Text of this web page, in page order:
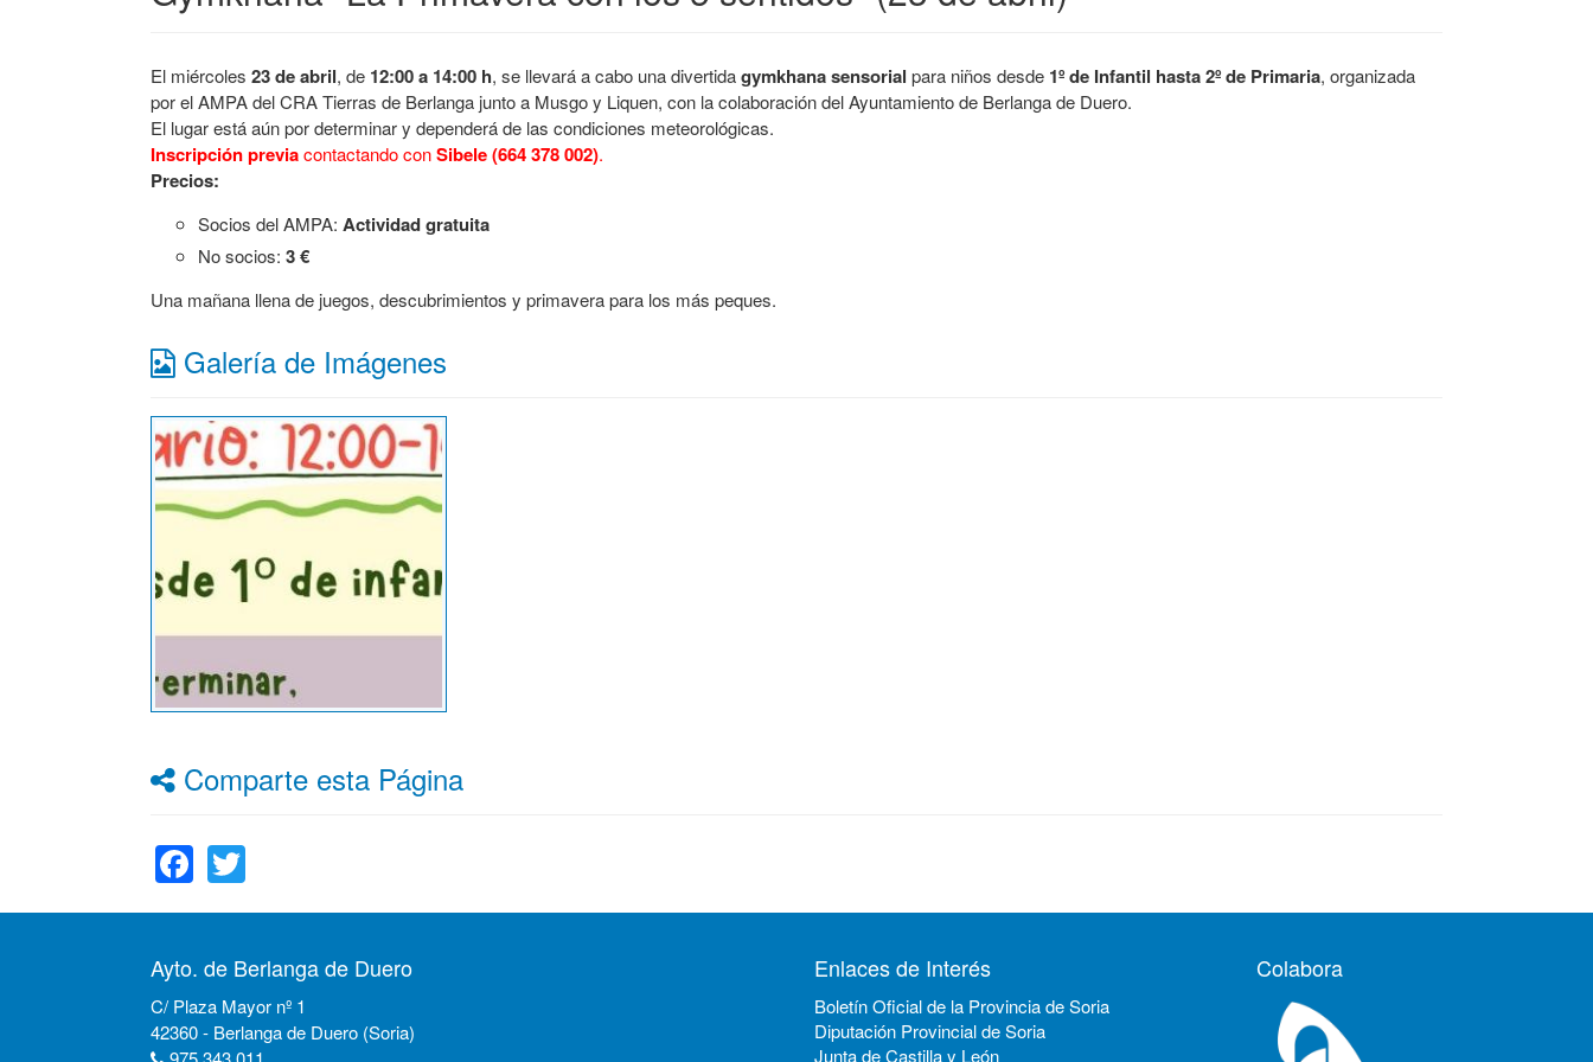
El miércoles 23 de abril, de 12:00 a 14:00 h, se llevará a cabo una divertidagymkhana sensorial para niños desde 1º de Infantil hasta 2º de Primaria, organizada
por el AMPA del CRA Tierras de Berlanga junto a Musgo y Liquen, con la colaboración del Ayuntamiento de Berlanga de Duero.
El lugar está aún por determinar y dependerá de las condiciones meteorológicas.
Inscripción previacontactando conSibele (664 378 002).
Precios:
Socios del AMPA: Actividad gratuita
No socios: 3 €
Una mañana llena de juegos, descubrimientos y primavera para los más peques.
Galería de Imágenes
Comparte esta Página
Facebook
Ayto. de Berlanga de Duero
C/ Plaza Mayor nº 1
42360 - Berlanga de Duero (Soria)
Enlaces de Interés
Boletín Oficial de la Provincia de Soria
Diputación Provincial de Soria
Junta de Castilla y León
Colabora